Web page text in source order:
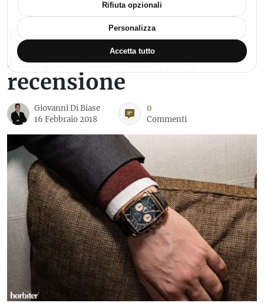
PARMIGIANI FLEURIER
Parmigiani Fleurier
Kalpa Chronor, la
recensione
Giovanni Di Biase
16 Febbraio 2018
0
Commenti
Rifiuta opzionali
Personalizza
Accetta tutto